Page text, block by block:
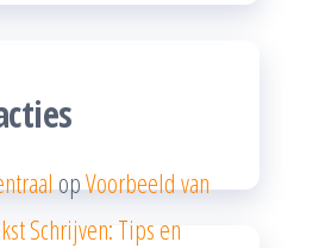
opVoorbeeld van
Schrijven: Tips en